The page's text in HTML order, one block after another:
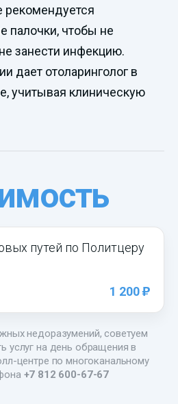
рекомендуется
палочки, чтобы не
занести инфекцию.
дает отоларинголог в
учитывая клиническую
путей по Политцеру
1 200)
недоразумений, советуем
услуг на день обращения в
центре по многоканальному
+7 812 600-67-67